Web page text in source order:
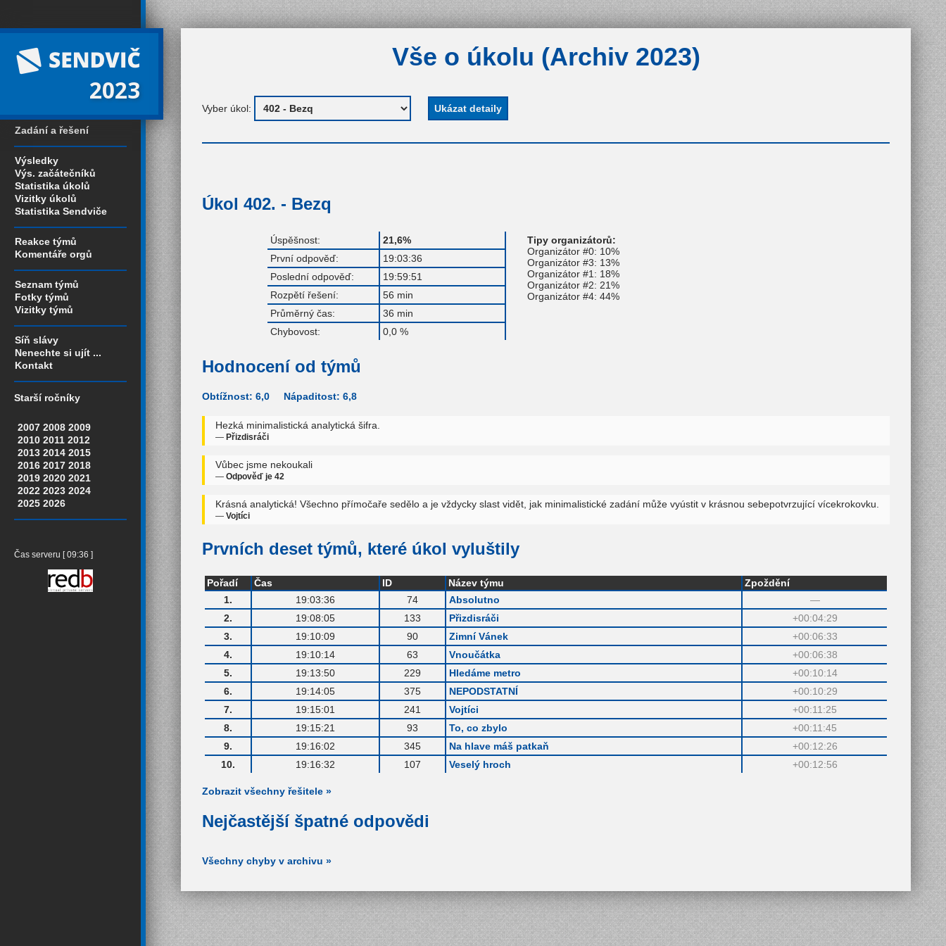
2023
Zadání a řešení
Výsledky
Výs. začátečníků
Statistika úkolů
Vizitky úkolů
Statistika Sendviče
Reakce týmů
Komentáře orgů
Seznam týmů
Fotky týmů
Vizitky týmů
Síň slávy
Nenechte si ujít ...
Kontakt
Starší ročníky
2007 2008 2009
2010 2011 2012
2013 2014 2015
2016 2017 2018
2019 2020 2021
2022 2023 2024
2025 2026
Čas serveru [ 09:36 ]
Vše o úkolu (Archiv 2023)
Vyber úkol:
Úkol 402. - Bezq
Úspěšnost: 21,6%
Tipy organizátorů:
Organizátor #0: 10%
Organizátor #3: 13%
Organizátor #1: 18%
Organizátor #2: 21%
Organizátor #4: 44%
První odpověď:
19:03:36
Poslední odpověď:
19:59:51
Rozpětí řešení:
56 min
Průměrný čas:
36 min
Chybovost:
0,0 %
Hodnocení od týmů
Obtížnost: 6,0 Nápaditost: 6,8
Hezká minimalistická analytická šifra.
— Přizdisráči
Vůbec jsme nekoukali
— Odpověď je 42
Krásná analytická! Všechno přímočaře sedělo a je vždycky slast vidět, jak minimalistické zadání může vyústit v krásnou sebepotvrzující vícekrokovku.
— Vojtíci
Prvních deset týmů, které úkol vyluštily
Pořadí Čas ID Název týmu
Zpoždění
1.
19:03:36 74 Absolutno
—
2.
19:08:05 133 Přizdisráči
+00:04:29
3.
19:10:09 90 Zimní Vánek
+00:06:33
4.
19:10:14 63 Vnoučátka
+00:06:38
5.
19:13:50 229 Hledáme metro
+00:10:14
6.
19:14:05 375 NEPODSTATNÍ
+00:10:29
7.
19:15:01 241 Vojtíci
+00:11:25
8.
19:15:21 93 To, co zbylo
+00:11:45
9.
19:16:02 345 Na hlave máš patkaň
+00:12:26
10.
19:16:32 107 Veselý hroch +00:12:56
Zobrazit všechny řešitele »
Nejčastější špatné odpovědi
Všechny chyby v archivu »